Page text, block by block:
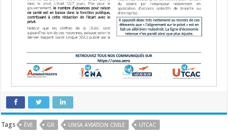
Tags ÈVE GR UNSA AVIATION CIVILE UTCAC